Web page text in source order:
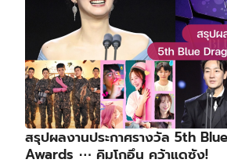
สรุปผลงานประกาศรางวัล 5th
Awards ⋯ คิมโกอึน คว้าแดซัง!